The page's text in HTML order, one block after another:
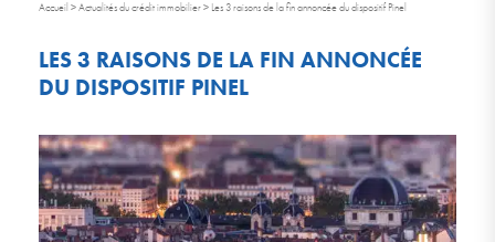
Accueil >Actualités du crédit immobilier> Les 3 raisons de la fin annoncée du dispositif Pinel
LES 3 RAISONS DE LA FIN ANNONCÉE
DU DISPOSITIF PINEL